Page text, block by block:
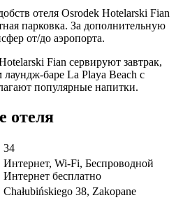
отеля Osrodek Hotelarski Fian
парковка. За дополнительную
от/до аэропорта.
Fian сервируют завтрак,
баре La Playa Beach с
популярные напитки.
отеля
34
Интернет, Wi-Fi, Беспроводной
Интернет бесплатно
Chałubińskiego 38, Zakopane